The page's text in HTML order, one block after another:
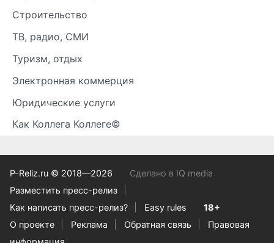
Строительство
ТВ, радио, СМИ
Туризм, отдых
Электронная коммерция
Юридические услуги
Как Коллега Коллеге©
P-Reliz.ru © 2018—2026
Сделано в IQ media
Разместить пресс-релиз
Как написать пресс-релиз?
Easy rules
18+
О проекте
Реклама Обратная связь
Правовая